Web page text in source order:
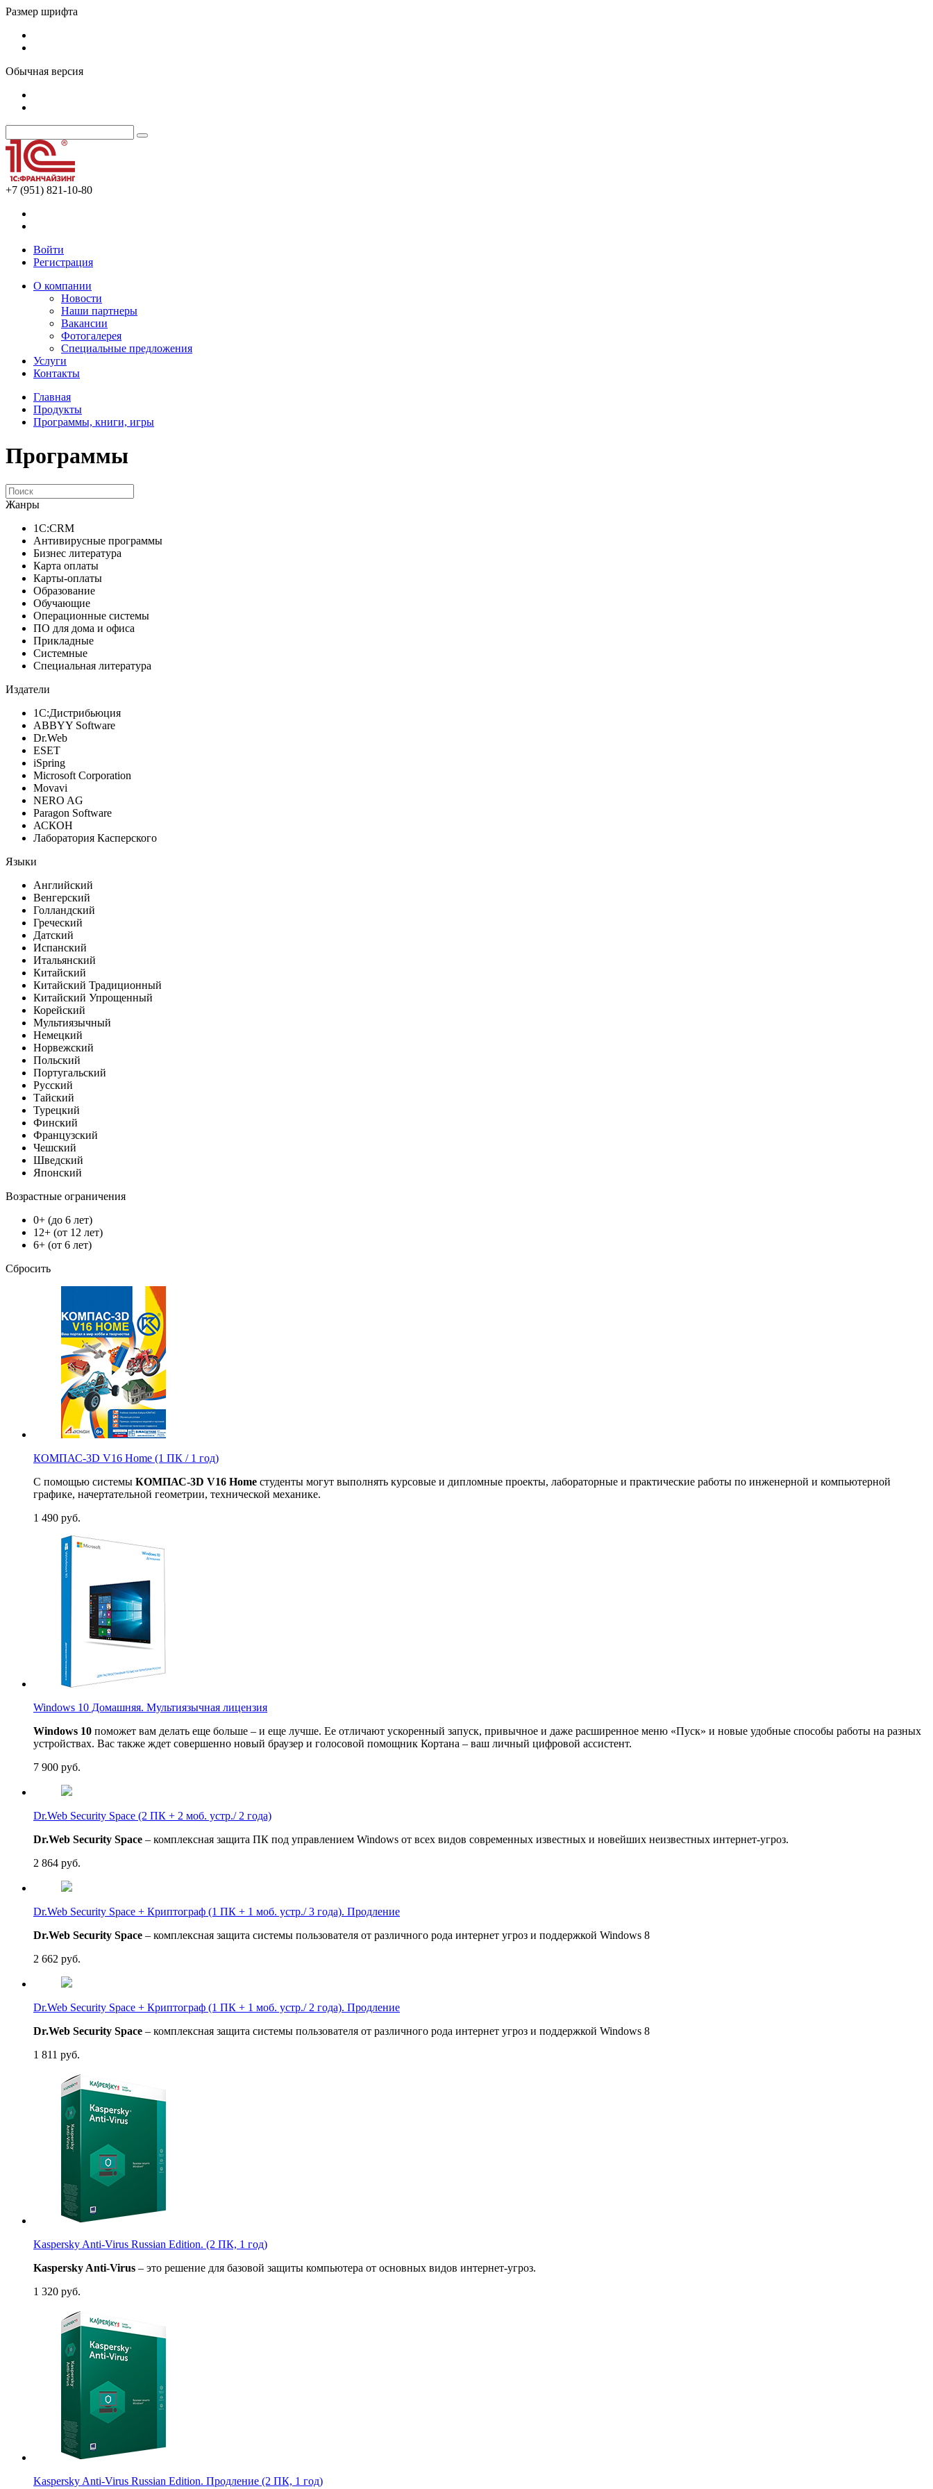
Размер шрифта
Обычная версия
+7 (951) 821-10-80
Войти
Регистрация
О компании
Новости
Наши партнеры
Вакансии
Фотогалерея
Специальные предложения
Услуги
Контакты
Главная
Продукты
Программы, книги, игры
Программы
Жанры
1C:CRM
Антивирусные программы
Бизнес литература
Карта оплаты
Карты-оплаты
Образование
Обучающие
Операционные системы
ПО для дома и офиса
Прикладные
Системные
Специальная литература
Издатели
1С:Дистрибьюция
ABBYY Software
Dr.Web
ESET
iSpring
Microsoft Corporation
Movavi
NERO AG
Paragon Software
АСКОН
Лаборатория Касперского
Языки
Английский
Венгерский
Голландский
Греческий
Датский
Испанский
Итальянский
Китайский
Китайский Традиционный
Китайский Упрощенный
Корейский
Мультиязычный
Немецкий
Норвежский
Польский
Португальский
Русский
Тайский
Турецкий
Финский
Французский
Чешский
Шведский
Японский
Возрастные ограничения
0+ (до 6 лет)
12+ (от 12 лет)
6+ (от 6 лет)
Сбросить
КОМПАС-3D V16 Home (1 ПК / 1 год)
С помощью системы КОМПАС-3D V16 Home студенты могут выполнять курсовые и дипломные проекты, лабораторные и практические работы по инженерной и компьютерной
графике, начертательной геометрии, технической механике.
1 490 руб.
Windows 10 Домашняя. Мультиязычная лицензия
Windows 10 поможет вам делать еще больше – и еще лучше. Ее отличают ускоренный запуск, привычное и даже расширенное меню «Пуск» и новые удобные способы работы на разных
устройствах. Вас также ждет совершенно новый браузер и голосовой помощник Кортана – ваш личный цифровой ассистент.
7 900 руб.
Dr.Web Security Space (2 ПК + 2 моб. устр./ 2 года)
Dr.Web Security Space – комплексная защита ПК под управлением Windows от всех видов современных известных и новейших неизвестных интернет-угроз.
2 864 руб.
Dr.Web Security Space + Криптограф (1 ПК + 1 моб. устр./ 3 года). Продление
Dr.Web Security Space – комплексная защита системы пользователя от различного рода интернет угроз и поддержкой Windows 8
2 662 руб.
Dr.Web Security Space + Криптограф (1 ПК + 1 моб. устр./ 2 года). Продление
Dr.Web Security Space – комплексная защита системы пользователя от различного рода интернет угроз и поддержкой Windows 8
1 811 руб.
Kaspersky Anti-Virus Russian Edition. (2 ПК, 1 год)
Kaspersky Anti-Virus – это решение для базовой защиты компьютера от основных видов интернет-угроз.
1 320 руб.
Kaspersky Anti-Virus Russian Edition. Продление (2 ПК, 1 год)